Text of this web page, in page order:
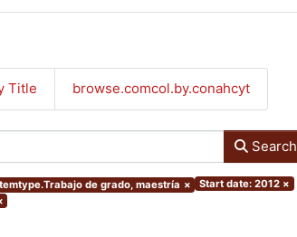
Title browse.comcol.by.conahcyt
Search
de grado, maestría × Start date: 2012 ×